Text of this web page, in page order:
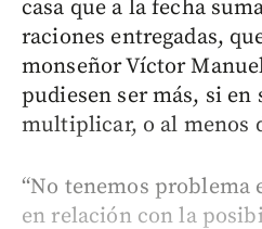
casa que a la fecha
raciones entregadas,
monseñor Víctor
pudiesen ser más, si en
multiplicar, o al menos
“No tenemos problema
en relación con la